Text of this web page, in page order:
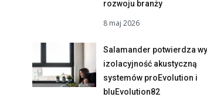
rozwoju branży
8 maj 2026
Salamander potwierdza
izolacyjność akustyczną
systemów proEvolution i
bluEvolution82